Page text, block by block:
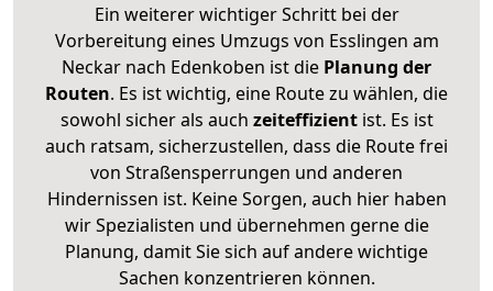
Ein weiterer wichtiger Schritt bei der
Vorbereitung eines Umzugs von Esslingen am
Neckar nach Edenkoben ist die Planung der
Routen. Es ist wichtig, eine Route zu wählen, die
sowohl sicher als auch zeiteffizientist. Es ist
auch ratsam, sicherzustellen, dass die Route frei
von Straßensperrungen und anderen
Hindernissen ist. Keine Sorgen, auch hier haben
wir Spezialisten und übernehmen gerne die
Planung, damit Sie sich auf andere wichtige
Sachen konzentrieren können.